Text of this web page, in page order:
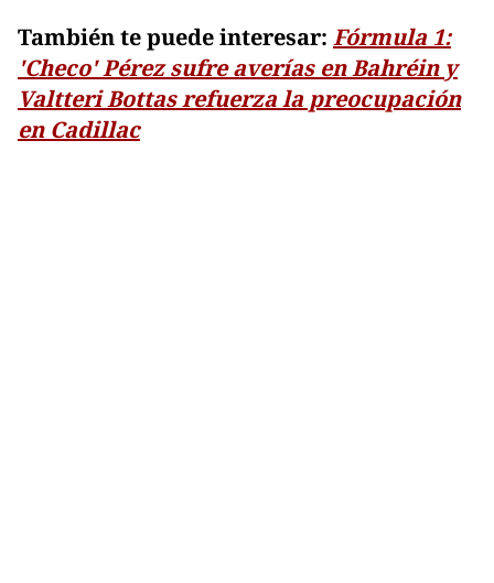
También te puede interesar: Fórmula 1:
'Checo' Pérez sufre averías en Bahréin y
Valtteri Bottas refuerza la preocupación
en Cadillac